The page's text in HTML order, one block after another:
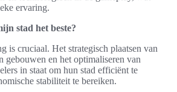
ervaring.
stad het beste?
is cruciaal. Het strategisch plaatsen van
gebouwen en het optimaliseren van
in staat om hun stad efficiënt te
stabiliteit te bereiken.